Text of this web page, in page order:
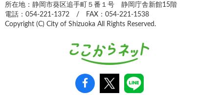
所在地：静岡市葵区追手町５番１号 静岡庁舎新館15階
電話：054-221-1372 / FAX：054-221-1538
Copyright (C) City of Shizuoka All Rights Reserved.